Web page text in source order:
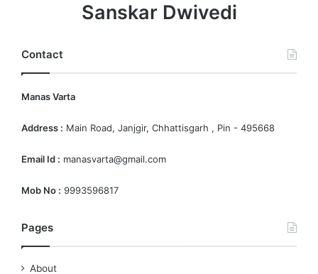
Sanskar Dwivedi
Contact
Manas Varta
Address : Main Road, Janjgir, Chhattisgarh , Pin - 495668
Email Id : manasvarta@gmail.com
Mob No : 9993596817
Pages
About